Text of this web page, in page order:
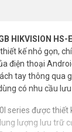
HIKVISION HS-
thiết kế nhỏ gọn,
điện thoại
tay thông qua
có nhu cầu
series được thiết
lượng lưu trữ